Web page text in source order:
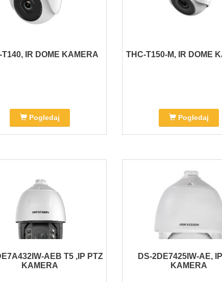
T140, IR DOME KAMERA
Pogledaj
THC-T150-M, IR DOME
Pogledaj
AEB T5 ,IP PTZ
KAMERA
DS-2DE7425IW-AE,
KAMERA